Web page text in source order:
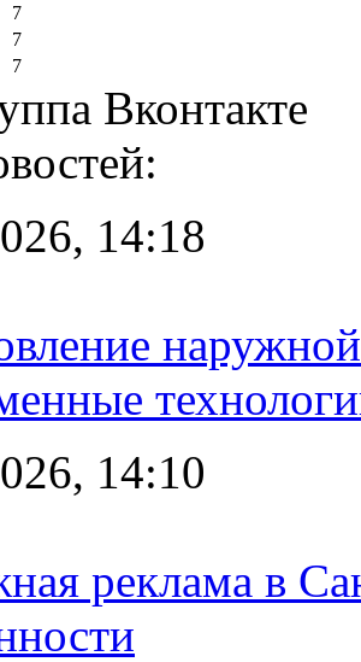
7
7
7
Вконтакте
14:18
14:10
реклама в